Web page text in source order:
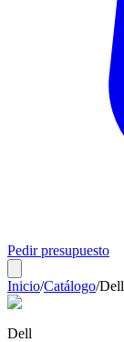
Pedir presupuesto
Inicio/Catálogo/Dell
Dell